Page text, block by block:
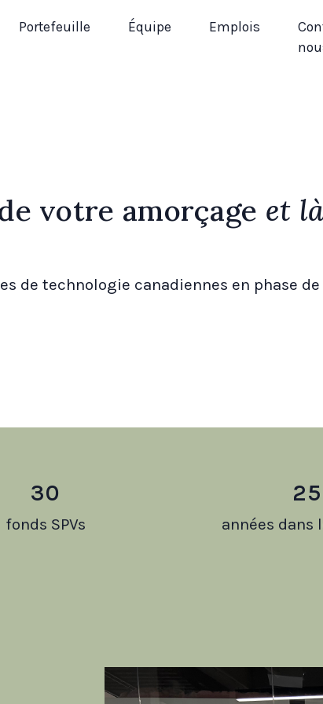
Portefeuille Équipe Emplois
votre amorçage et
de technologie canadiennes en phase
30
fonds SPVs
25
années dans